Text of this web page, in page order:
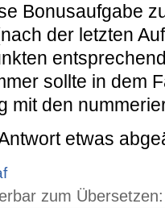
Bonusaufgabe
der letzten
sollte in dem
mit den
etwas
zum Übersetzen: